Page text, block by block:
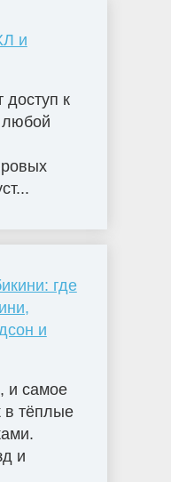
и
к
любой
где
и
и самое
в тёплые
и